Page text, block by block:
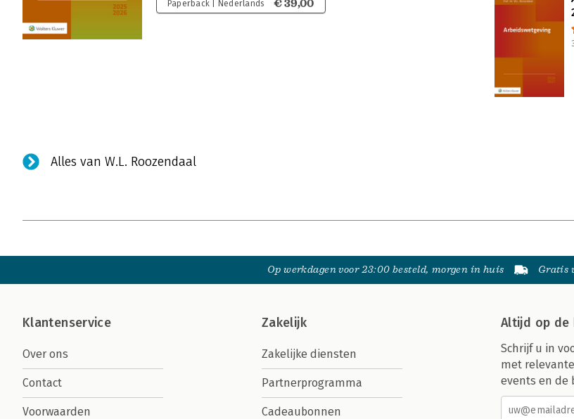
Paperback | Nederlands € 39,00
Alles van W.L. Roozendaal
Op werkdagen voor 23:00 besteld, morgen in huis Gratis
Klantenservice
Over ons
Contact
Voorwaarden
Zakelijk
Zakelijke diensten
Partnerprogramma
Cadeaubonnen
Altijd op de
Schrijf u in
met
events en de